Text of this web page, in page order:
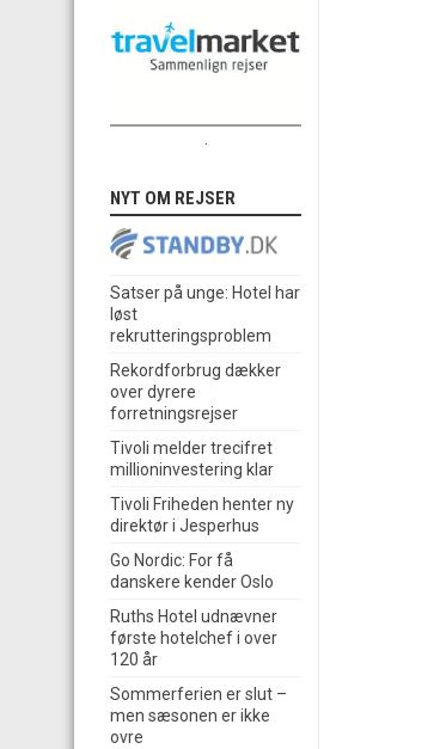
NYT OM REJSER
Satser på unge: Hotel har
løst
rekrutteringsproblem
Rekordforbrug dækker
over dyrere
forretningsrejser
Tivoli melder trecifret
millioninvestering klar
Tivoli Friheden henter ny
direktør i Jesperhus
Go Nordic: For få
danskere kender Oslo
Ruths Hotel udnævner
første hotelchef i over
120 år
Sommerferien er slut –
men sæsonen er ikke
ovre